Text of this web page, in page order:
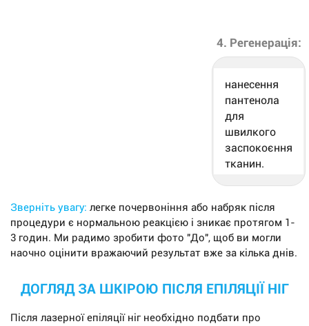
4. Регенерація:
нанесення
пантенола
для
швилкого
заспокоєння
тканин.
Зверніть увагу: легке почервоніння або набряк після
процедури є нормальною реакцією і зникає протягом 1-
3 годин. Ми радимо зробити фото "До", щоб ви могли
наочно оцінити вражаючий результат вже за кілька днів.
ДОГЛЯД ЗА ШКІРОЮ ПІСЛЯ ЕПІЛЯЦІЇ НІГ
Після лазерної епіляції ніг необхідно подбати про